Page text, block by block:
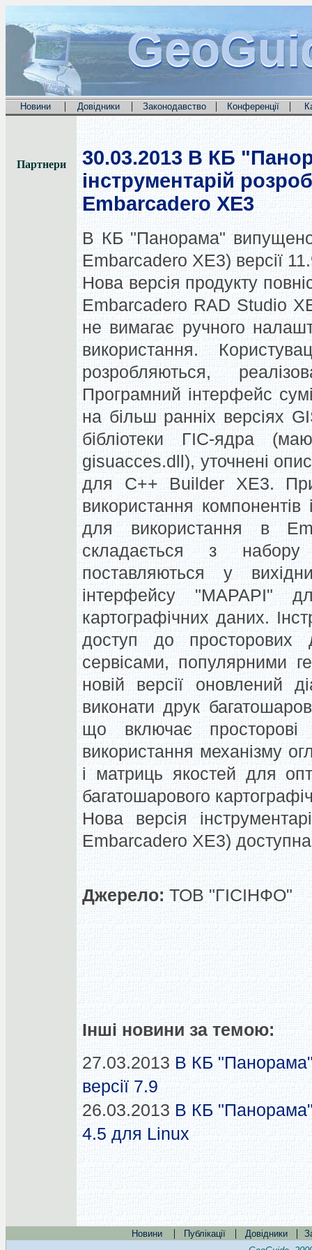
Новини | Довідники | Законодавство | Конференції |
Партнери 30.03.2013 В КБ
інструментарій
Embarcadero XE3
В КБ "Панорама" випущено
Embarcadero XE3) версії
Нова версія продукту
Embarcadero RAD Studio
не вимагає ручного
використання.
розробляються,
Програмний інтерфейс
на більш ранніх версіях
бібліотеки ГІС-ядра
gisuacces.dll), уточнені
для С++ Builder XE3.
використання
для використання в
складається з набору
поставляються у
інтерфейсу "MAPAPI"
картографічних даних.
доступ до просторових
сервісами, популярними
новій версії оновлений
виконати друк
що включає просторові
використання механізму
і матриць якостей для
багатошарового
Нова версія
Embarcadero XE3) доступна
Джерело: ТОВ "ГІСІНФО"
Інші новини за темою:
27.03.2013 В КБ
версії 7.9
26.03.2013 В КБ "Панорама"
4.5 для Linux
Новини | Публікації | Довідники |